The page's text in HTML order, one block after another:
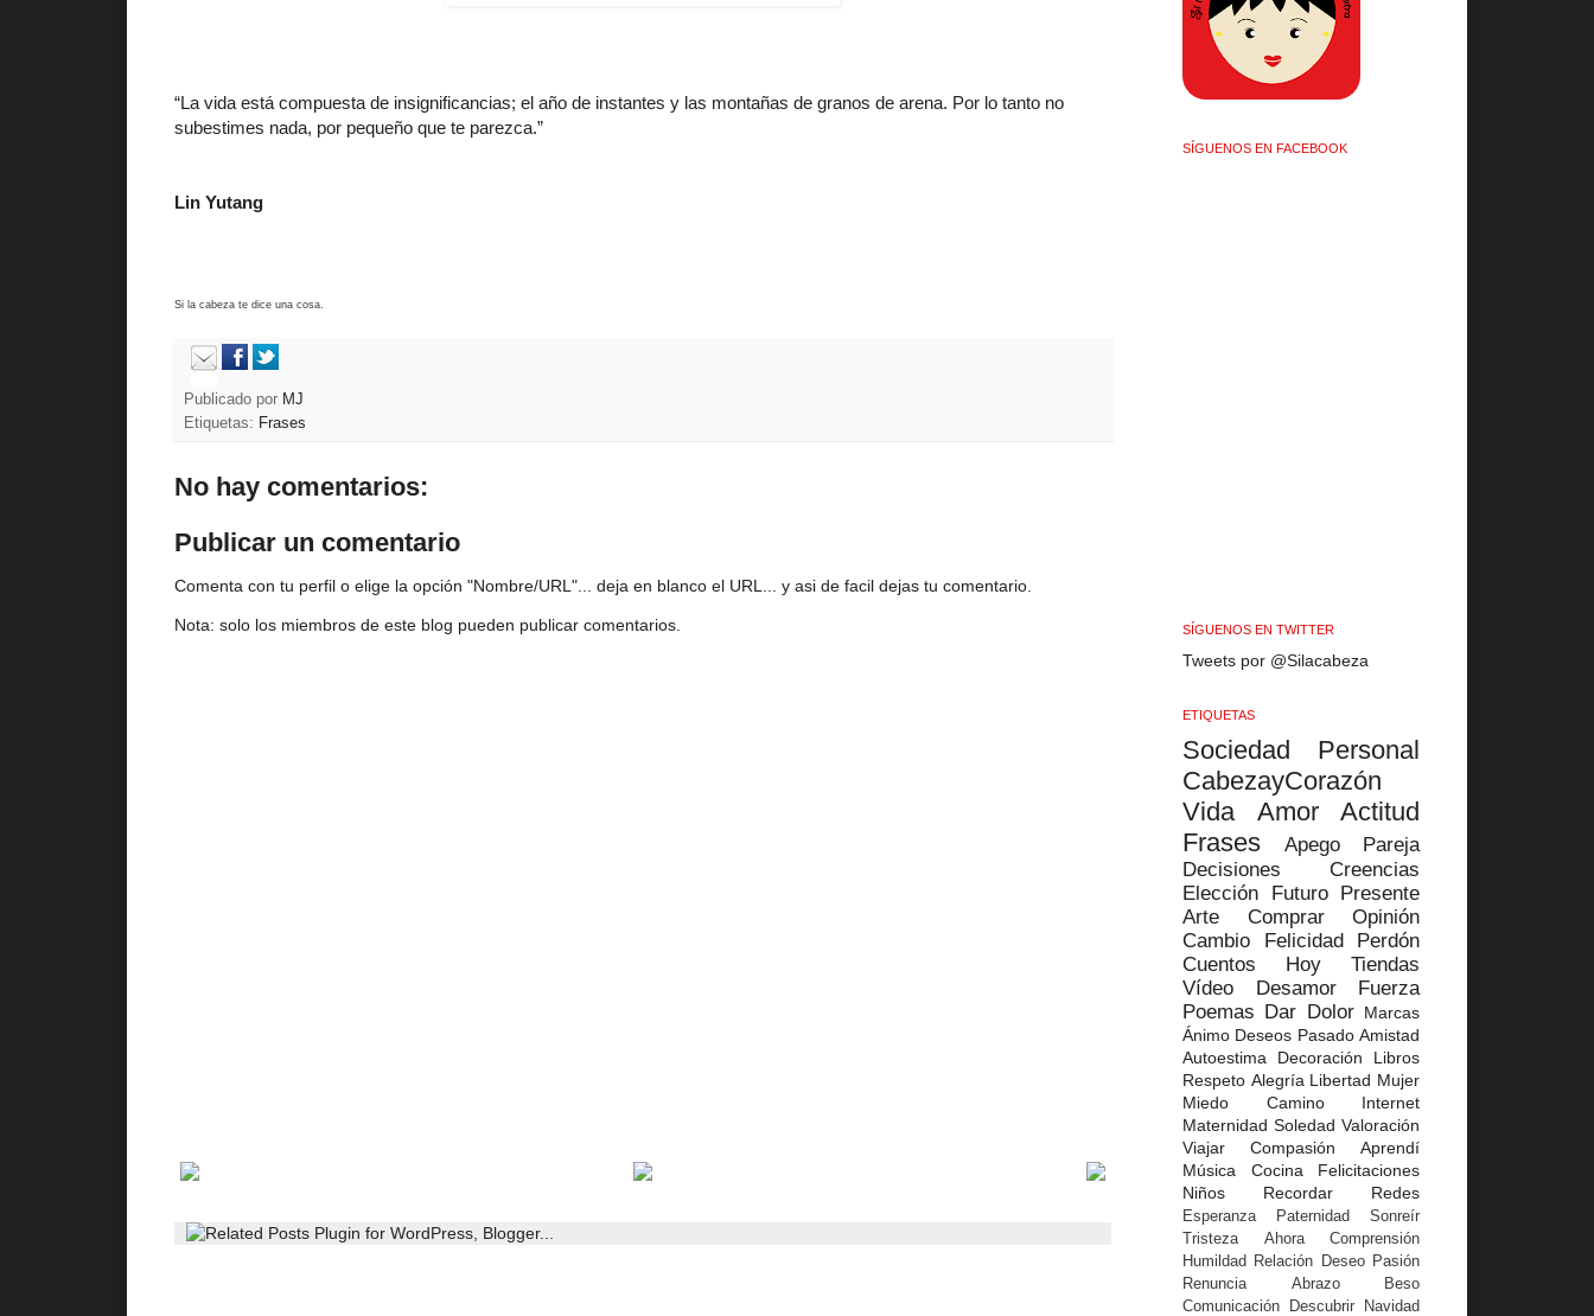
“La vida está compuesta de insignificancias; el año de instantes y las montañas de granos de arena. Por lo tanto no
subestimes nada, por pequeño que te parezca.”
Lin Yutang
Si la cabeza te dice una cosa.
Publicado por MJ
Etiquetas: Frases
No hay comentarios:
Publicar un comentario
Comenta con tu perfil o elige la opción "Nombre/URL"... deja en blanco el URL... y asi de facil dejas tu comentario.
Nota: solo los miembros de este blog pueden publicar comentarios.
SÍGUENOS EN FACEBOOK
SÍGUENOS EN TWITTER
Tweets por @Silacabeza
ETIQUETAS
Sociedad
Personal
CabezayCorazón
Vida
Amor
Actitud
Frases
Apego
Pareja
Decisiones
Creencias
Elección
Futuro
Presente
Arte
Comprar
Opinión
Cambio
Felicidad
Perdón
Cuentos
Hoy
Tiendas
Vídeo
Desamor
Fuerza
Poemas Dar Dolor Marcas
Ánimo Deseos Pasado Amistad
Autoestima
Decoración
Libros
Respeto Alegría Libertad Mujer
Miedo
Camino
Internet
Maternidad Soledad Valoración
Viajar
Compasión
Aprendí
Música
Cocina
Felicitaciones
Niños
Recordar Redes
Esperanza Paternidad
Sonreír
Tristeza
Ahora
Comprensión
Humildad
Relación Deseo Pasión
Renuncia
Abrazo
Beso
Comunicación
Descubrir
Navidad